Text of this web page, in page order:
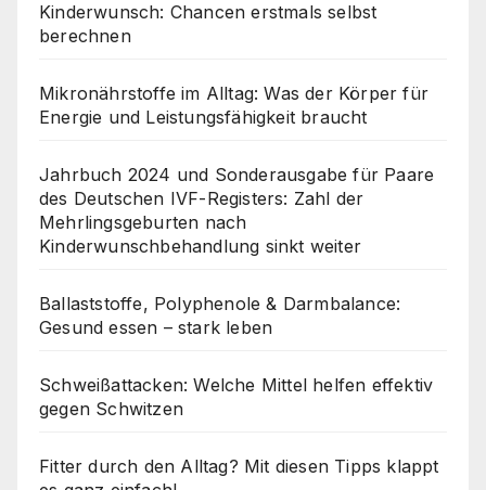
Kinderwunsch: Chancen erstmals selbst
berechnen
Mikronährstoffe im Alltag: Was der Körper für
Energie und Leistungsfähigkeit braucht
Jahrbuch 2024 und Sonderausgabe für Paare
des Deutschen IVF-Registers: Zahl der
Mehrlingsgeburten nach
Kinderwunschbehandlung sinkt weiter
Ballaststoffe, Polyphenole & Darmbalance:
Gesund essen – stark leben
Schweißattacken: Welche Mittel helfen effektiv
gegen Schwitzen
Fitter durch den Alltag? Mit diesen Tipps klappt